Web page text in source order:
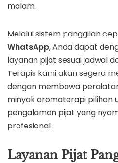
malam.
Melalui sistem panggilan
WhatsApp, Anda dapat
layanan pijat sesuai jadwal
Terapis kami akan segera
dengan membawa
minyak aromaterapi pilihan
pengalaman pijat yang
profesional.
Layanan Pijat